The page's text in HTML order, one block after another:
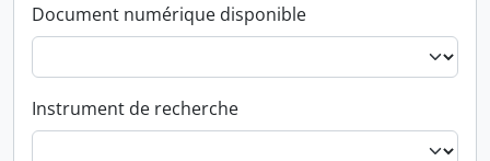
Document numérique disponible
Instrument de recherche